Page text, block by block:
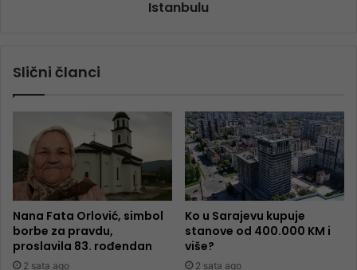
Istanbulu
Slični članci
Nana Fata Orlović, simbol
borbe za pravdu,
proslavila 83. rođendan
2 sata ago
Ko u Sarajevu kupuje
stanove od 400.000 KM i
više?
2 sata ago